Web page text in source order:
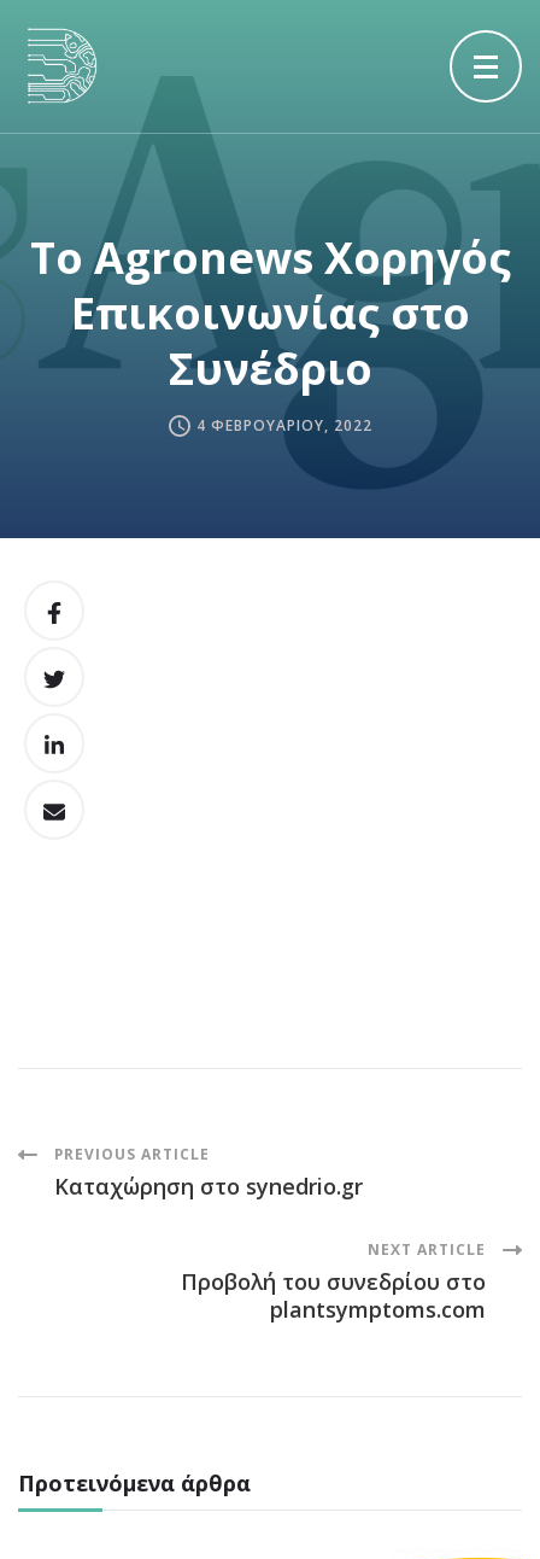
Tο Αgronews Χορηγός
Επικοινωνίας στο
Συνέδριο
4 ΦΕΒΡΟΥΑΡΊΟΥ, 2022
Post
PREVIOUS ARTICLE
Καταχώρηση στο synedrio.gr
NEXT ARTICLE
Προβολή του συνεδρίου στο
plantsymptoms.com
Προτεινόμενα άρθρα